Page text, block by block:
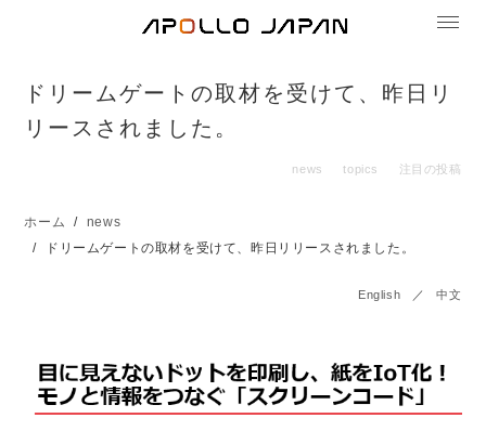
ドリームゲートの取材を受けて、昨日リ
リースされました。
news topics 注目の投稿
ホーム
news
ドリームゲートの取材を受けて、昨日リリースされました。
English ／中文